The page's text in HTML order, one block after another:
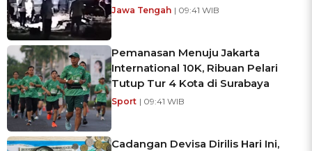
Jawa Tengah | 09:41 WIB
Pemanasan Menuju Jakarta
International 10K, Ribuan Pelari
Tutup Tur 4 Kota di Surabaya
Sport | 09:41 WIB
Cadangan Devisa Dirilis Hari Ini,